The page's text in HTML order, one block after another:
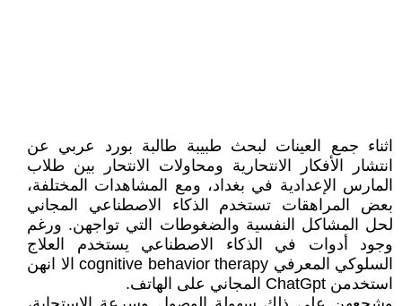
اثناء جمع العينات لبحث طبيبة طالبة بورد عربي عن
انتشار الأفكار الانتحارية ومحاولات الانتحار بين طلاب
المارس الإعدادية في بغداد، ومع المشاهدات المختلفة،
بعض المراهقات تستخدم الذكاء الاصطناعي المجاني
لحل المشاكل النفسية والضغوطات التي تواجهن. ورغم
وجود أدوات في الذكاء الاصطناعي يستخدم العلاج
السلوكي المعرفي cognitive behavior therapy الا انهن
استخدمن ChatGpt المجاني على الهاتف.